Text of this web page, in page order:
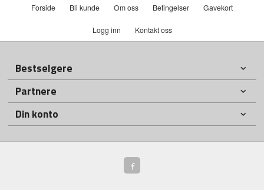
Forside Bli kunde Om oss Betingelser Gavekort
Logg inn Kontakt oss
Bestselgere
Partnere
Din konto